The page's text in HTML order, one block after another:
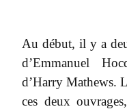
Au début, il y a
d’Emmanuel
d’Harry Mathews.
ces deux